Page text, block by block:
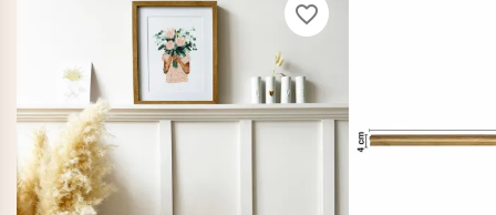
favorite_border